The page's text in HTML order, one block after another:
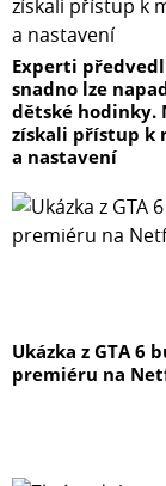
Experti
snadno lze
dětské hodinky.
získali přístup k
a nastavení
Ukázka z GTA 6
premiéru na